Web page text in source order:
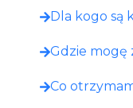
Dla kogo są
Gdzie mogę
Co